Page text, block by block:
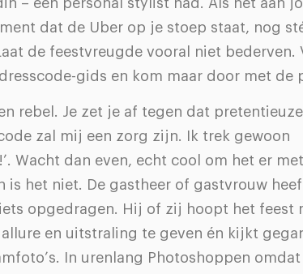
– een personal stylist had. Als het aan
dat de Uber op je stoep staat, nog
de feestvreugde vooral niet bederven.
gids en kom maar door met de
rebel. Je zet je af tegen dat
zal mij een zorg zijn. Ik trek gewoon
Wacht dan even, echt cool om het er
is het niet. De gastheer of gastvrouw
opgedragen. Hij of zij hoopt het feest
en uitstraling te geven én kijkt
In urenlang Photoshoppen